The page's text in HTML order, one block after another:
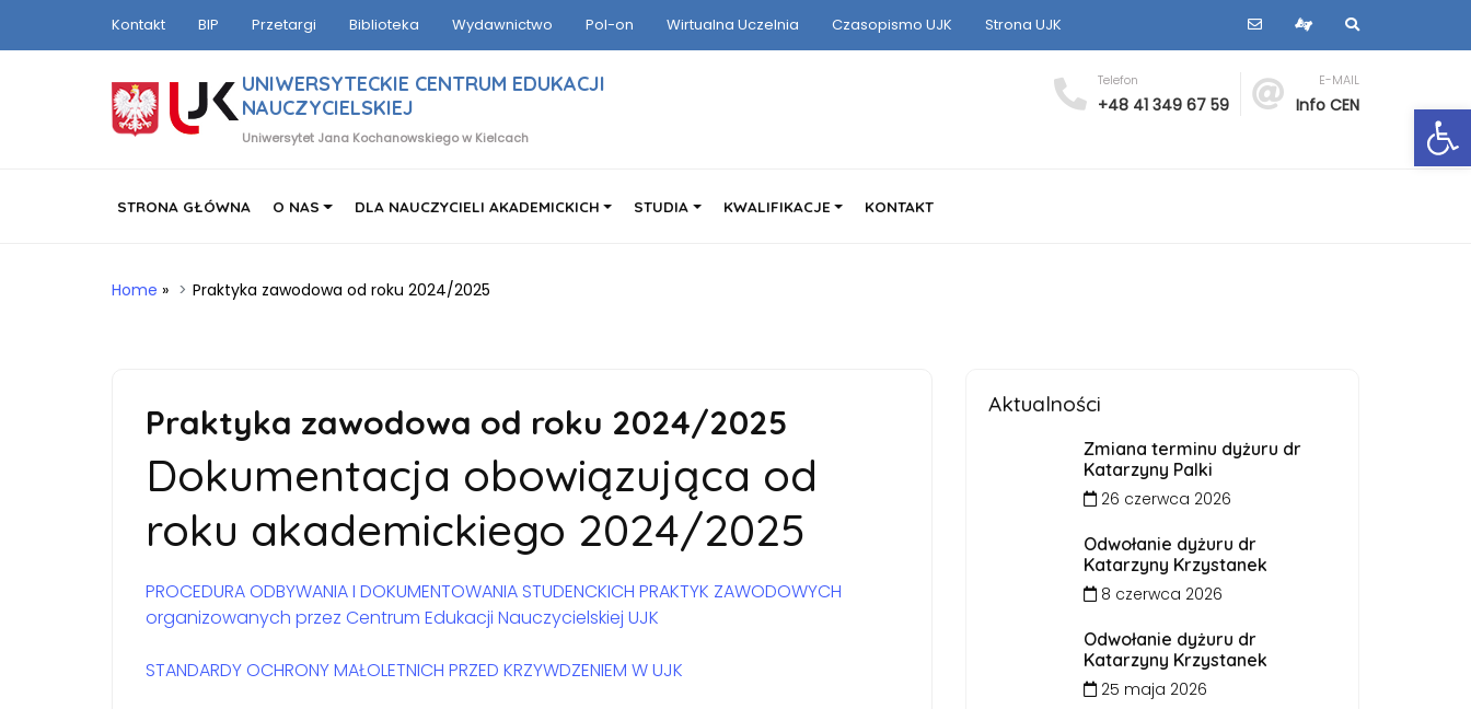
Kontakt BIP Przetargi Biblioteka Wydawnictwo Pol-on Wirtualna Uczelnia Czasopismo UJK Strona UJK
UNIWERSYTECKIE CENTRUM EDUKACJI
NAUCZYCIELSKIEJ
Uniwersytet Jana Kochanowskiego w Kielcach
Telefon
+48 41 349 67 59
E-MAIL
Info CEN
STRONA GŁÓWNA O NAS DLA NAUCZYCIELI AKADEMICKICH STUDIA KWALIFIKACJE KONTAKT
Home » Praktyka zawodowa od roku 2024/2025
Praktyka zawodowa od roku 2024/2025
Dokumentacja obowiązująca od
roku akademickiego 2024/2025
PROCEDURA ODBYWANIA I DOKUMENTOWANIA STUDENCKICH PRAKTYK ZAWODOWYCH
organizowanych przez Centrum Edukacji Nauczycielskiej UJK
STANDARDY OCHRONY MAŁOLETNICH PRZED KRZYWDZENIEM W UJK
Aktualności
Zmiana terminu dyżuru dr
Katarzyny Palki
26 czerwca 2026
Odwołanie dyżuru dr
Katarzyny Krzystanek
8 czerwca 2026
Odwołanie dyżuru dr
Katarzyny Krzystanek
25 maja 2026